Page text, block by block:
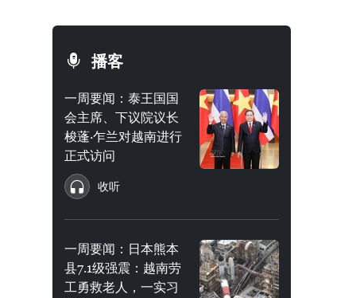
播客
一周要闻：泰王国国
会主席、下议院议长
梭蓬·乍兰对越南进行
正式访问
收听
一周要闻：日本熊本
县7.1级强震：越南劳
工勇救老人，一实习